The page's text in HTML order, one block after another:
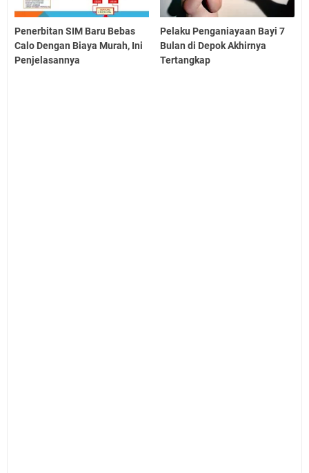
Penerbitan SIM Baru Bebas
Calo Dengan Biaya Murah, Ini
Penjelasannya
Pelaku Penganiayaan Bayi 7
Bulan di Depok Akhirnya
Tertangkap